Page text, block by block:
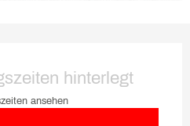
hinterlegt
ansehen